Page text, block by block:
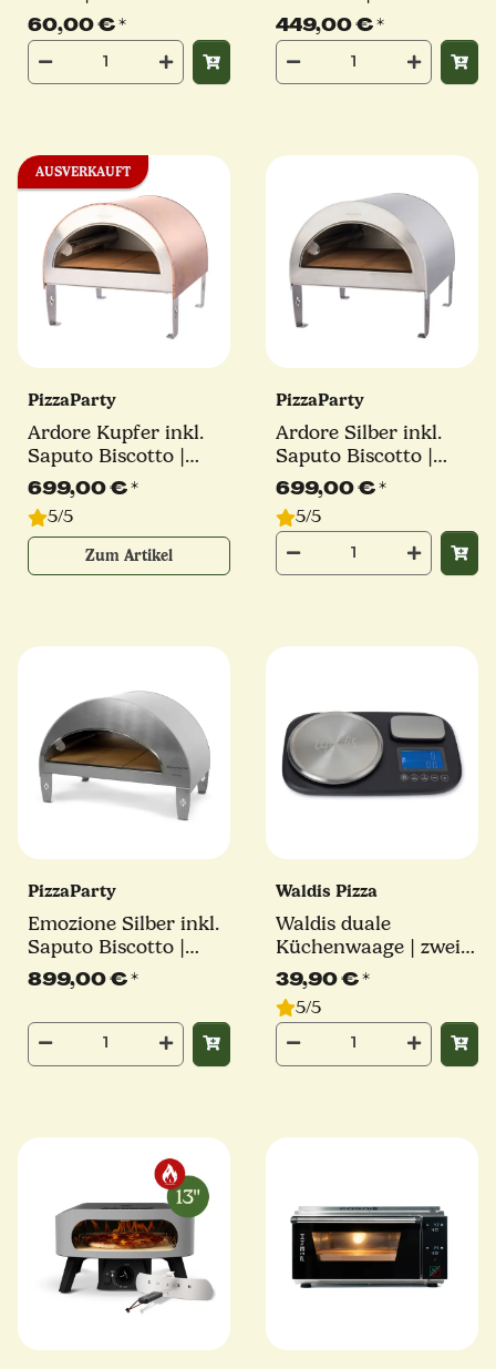
60,00 €*
449,00 €*
AUSVERKAUFT
PizzaParty
Ardore Kupfer inkl.
Saputo Biscotto |
550°
699,00 €*
5/5
Zum Artikel
PizzaParty
Ardore Silber inkl.
Saputo Biscotto |
550°
699,00 €*
5/5
PizzaParty
Emozione Silber inkl.
Saputo Biscotto |
550°
899,00 €*
Waldis Pizza
Waldis duale
Küchenwaage | zwei
Wiegeplattformen |
Waldis Pizza
39,90 €*
5/5